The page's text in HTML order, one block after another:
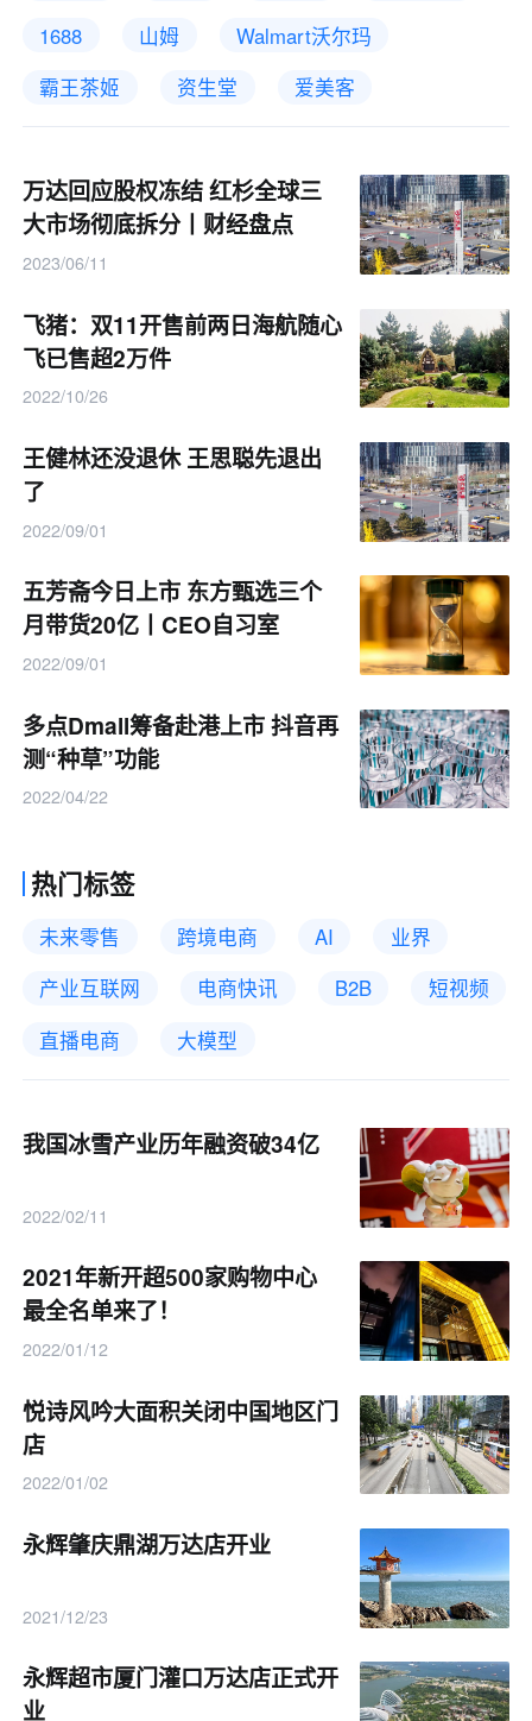
1688
山姆
Walmart沃尔玛
霸王茶姬
资生堂 爱美客
万达回应股权冻结 红杉全球三
大市场彻底拆分丨财经盘点
2023/06/11
飞猪：双11开售前两日海航随心
飞已售超2万件
2022/10/26
王健林还没退休 王思聪先退出
了
2022/09/01
五芳斋今日上市 东方甄选三个
月带货20亿丨CEO自习室
2022/09/01
多点Dmall筹备赴港上市 抖音再
测“种草”功能
2022/04/22
热门标签
未来零售 跨境电商 AI
业界
产业互联网
电商快讯 B2B
短视频
直播电商
大模型
我国冰雪产业历年融资破34亿
2022/02/11
2021年新开超500家购物中心
最全名单来了！
2022/01/12
悦诗风吟大面积关闭中国地区门
店
2022/01/02
永辉肇庆鼎湖万达店开业
2021/12/23
永辉超市厦门灌口万达店正式开
业